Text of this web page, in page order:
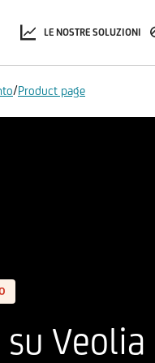
LE NOSTRE SOLUZIONI
/Product page
su